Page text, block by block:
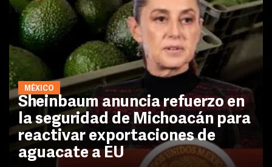
MÉXICO
Sheinbaum anuncia refuerzo en
la seguridad de Michoacán para
reactivar exportaciones de
aguacate a EU